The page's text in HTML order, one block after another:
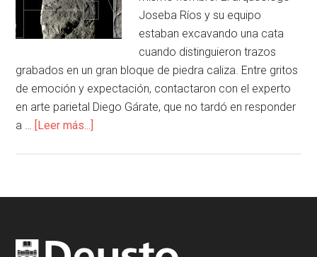
Joseba Ríos y su equipo
estaban excavando una cata
cuando distinguieron trazos
grabados en un gran bloque de piedra caliza. Entre gritos
de emoción y expectación, contactaron con el experto
en arte parietal Diego Gárate, que no tardó en responder
a … [Leer más...]